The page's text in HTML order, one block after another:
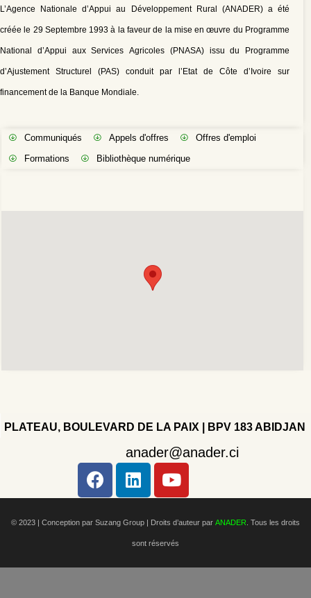
L’Agence Nationale d’Appui au Développement Rural (ANADER) a été
créée le 29 Septembre 1993 à la faveur de la mise en œuvre du Programme
National d’Appui aux Services Agricoles (PNASA) issu du Programme
d’Ajustement Structurel (PAS) conduit par l’Etat de Côte d’Ivoire sur
financement de la Banque Mondiale.
Communiqués Appels d'offres
Offres d'emploi
Formations
Bibliothèque numérique
PLATEAU, BOULEVARD DE LA PAIX | BPV 183 ABIDJAN
anader@anader.ci
© 2023 | Conception par Suzang Group | Droits d’auteur par ANADER . Tous les droits
sont réservés
Copyright 2022 - Company - All rights reserved. Powered
by WordPress.